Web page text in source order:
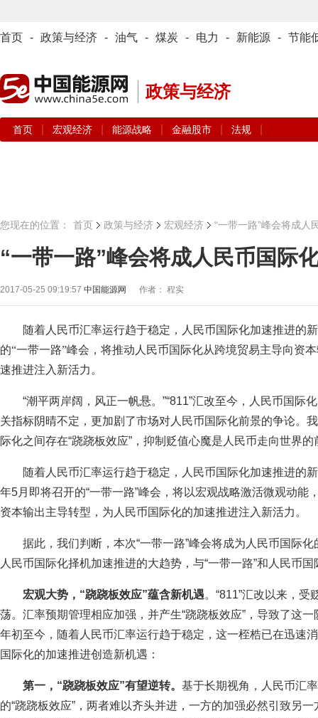
首页 - 政策与经济 - 油气 - 煤炭 - 电力 - 新能源 - 节能
政策与经济
首页 宏观经济 能源战略 金融股市 法规
您现在的位置： 首页 政策与经济 宏观经济 “一带一路”峰会将成人
“一带一路”峰会将成人民币国际
2017-05-25 09:19:57 中国能源网 作者： 程实
随着人民币汇率运行趋于稳定，人民币国际化加速推进的
的“一带一路”峰会，将推动人民币国际化从跨境贸易主导向资
速推进注入新活力。
“潮平两岸阔，风正一帆悬。”“811”汇改至今，人民币国际
关指标阴晴不定，更加剧了市场对人民币国际化前景的争论。
际化之间存在“跷跷板效应”，抑制贬值心魔是人民币走向世界的
随着人民币汇率运行趋于稳定，人民币国际化加速推进的
年5月即将召开的“一带一路”峰会，将以宏观战略激活微观动能
资本输出主导转型，为人民币国际化的加速推进注入新活力。
据此，我们判断，本次“一带一路”峰会将成为人民币国际
人民币国际化择机加速推进的大趋势，与“一带一路”和人民币
宏观大势，“跷跷板效应”蕴含新机遇。“811”汇改以来，
荡。汇率预期管理相应加强，并产生“跷跷板效应”，导致了这
年初至今，随着人民币汇率运行趋于稳定，这一桎梏已在迅速
国际化的加速推进创造新机遇：
第一，“跷跷板效应”有望逆转。 基于长期视角，人民币汇
的“跷跷板效应”，两者难以齐头并进，一方的加强必然引致另